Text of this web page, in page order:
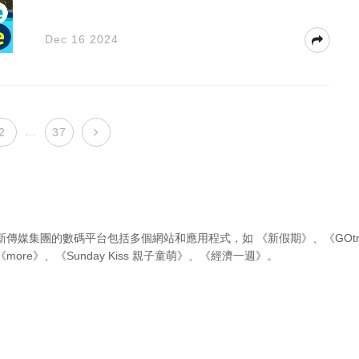
Dec 16 2024
37
傳媒集團的數碼平台包括多個網站和應用程式，如 《新假期》
《
more》
《Sunday Kiss 親子童萌》 《經濟一週》 。